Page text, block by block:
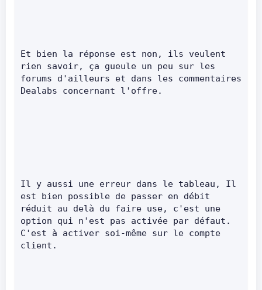
Et bien la réponse est non, ils veulent
rien savoir, ça gueule un peu sur les
forums d'ailleurs et dans les commentaires
Dealabs concernant l'offre.
Il y aussi une erreur dans le tableau, Il
est bien possible de passer en débit
réduit au delà du faire use, c'est une
option qui n'est pas activée par défaut.
C'est à activer soi-même sur le compte
client.